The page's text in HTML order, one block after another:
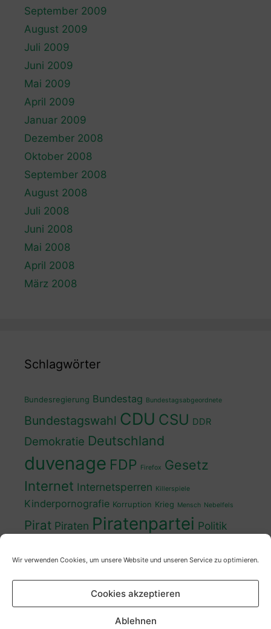
Wir verwenden Cookies, um unsere Website und unseren Service zu optimieren.
Cookies akzeptieren
Ablehnen
September 2009
August 2009
Juli 2009
Juni 2009
Mai 2009
April 2009
Januar 2009
Dezember 2008
Oktober 2008
September 2008
August 2008
Juli 2008
Juni 2008
Mai 2008
April 2008
März 2008
Schlagwörter
Bundesregierung Bundestag Bundestagsabgeordnete
Bundestagswahl CDU CSU DDR
Demokratie Deutschland
duvenage FDP Firefox Gesetz
Internet Internetsperren Killerspiele
Kinderpornografie Korruption Krieg Mensch Nebelfels
Pirat Piraten Piratenpartei Politik
Wahlkampf Wahlprogramm Wähler
Zensur Zensursula Überwachung